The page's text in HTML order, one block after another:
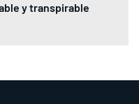
y transpirable